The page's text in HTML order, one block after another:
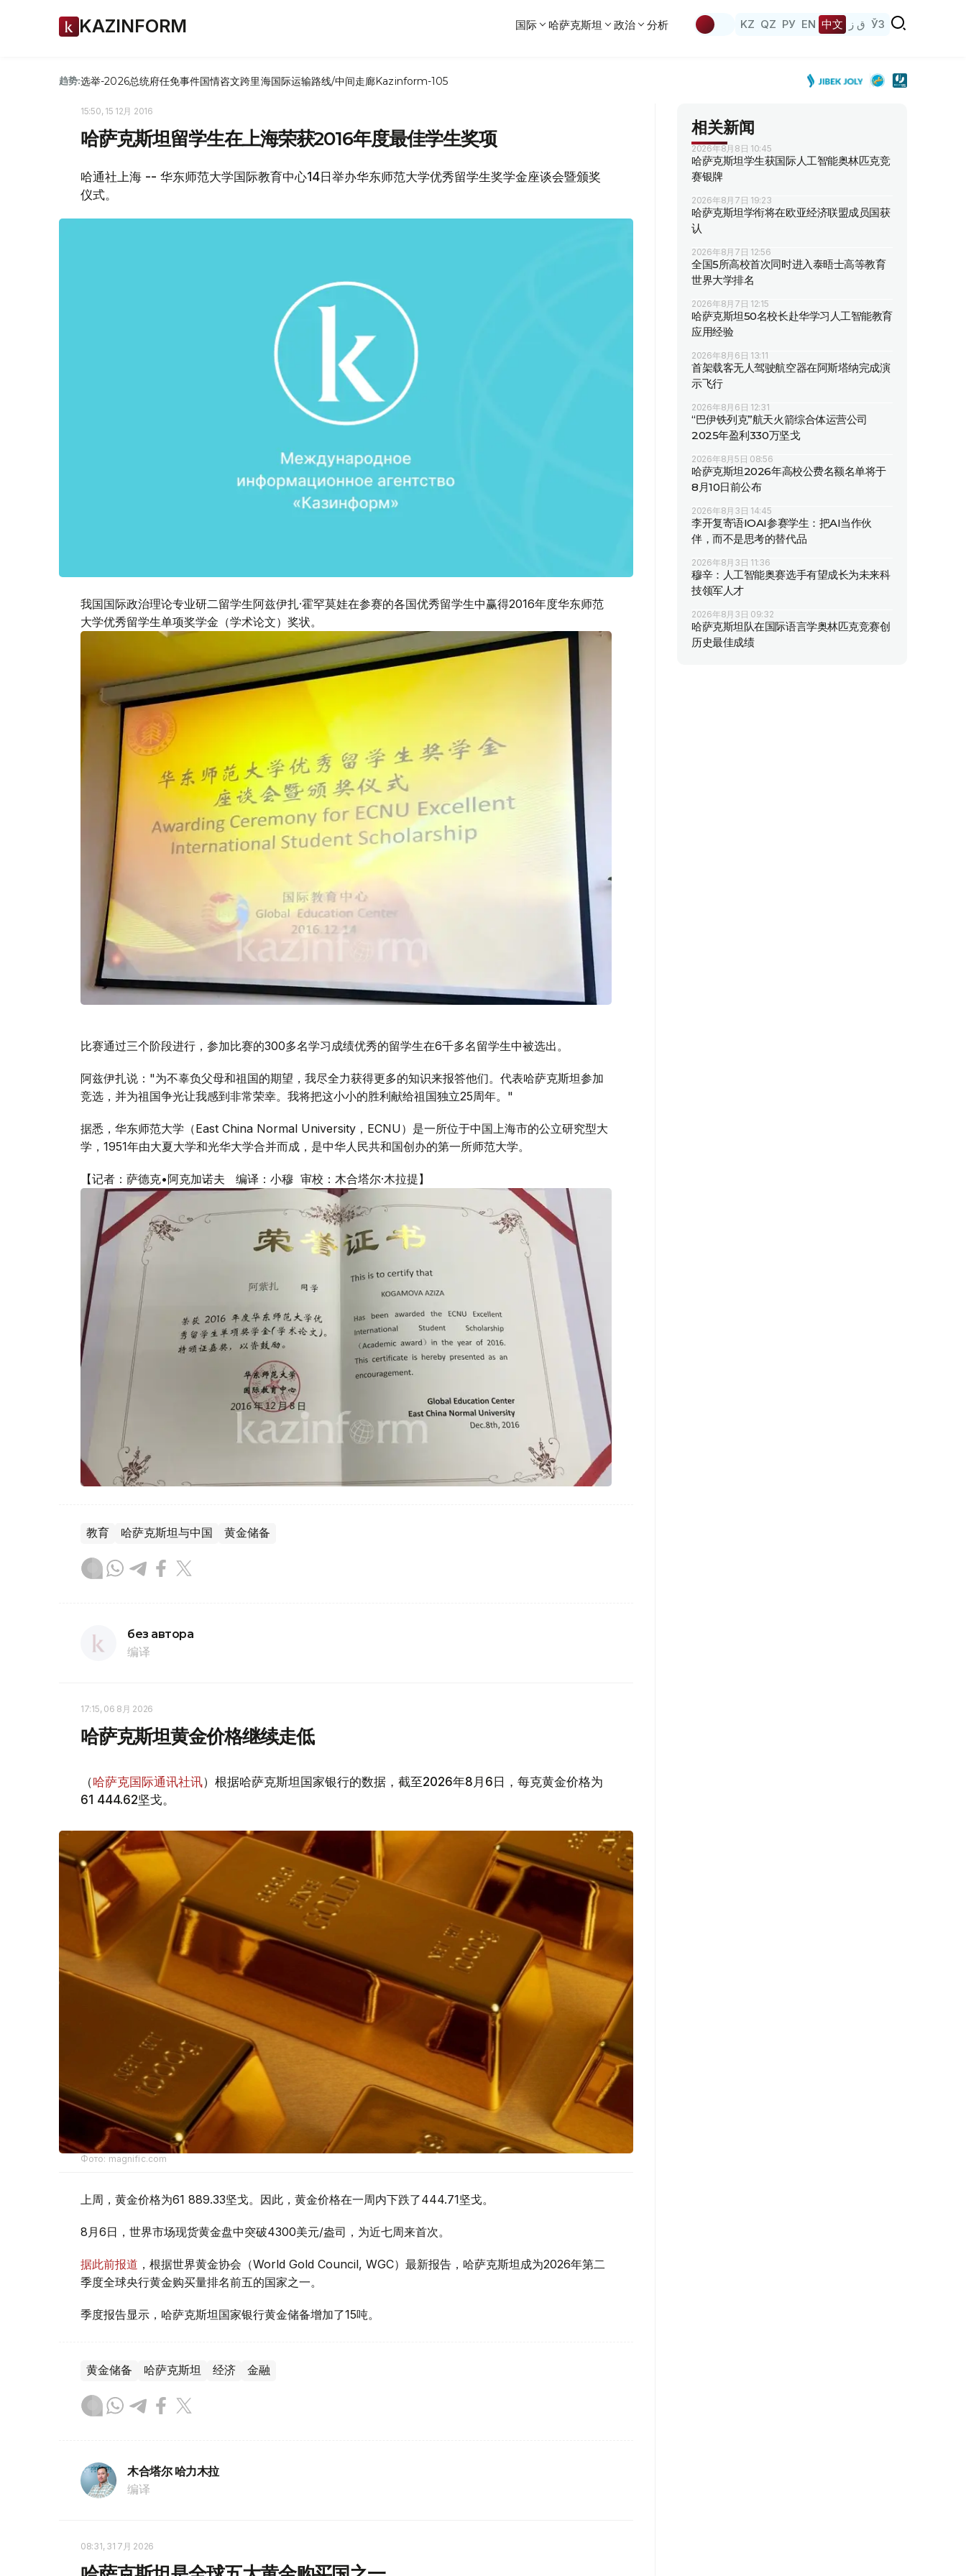
KAZINFORM 国际 哈萨克斯坦 政治 分析 KZ QZ РУ EN 中文 ق ز ЎЗ
趋势:选举-2026总统府任免事件国情咨文跨里海国际运输路线/中间走廊Kazinform-105
15:50, 15 12月 2016
哈萨克斯坦留学生在上海荣获2016年度最佳学生奖项
哈通社上海 -- 华东师范大学国际教育中心14日举办华东师范大学优秀留学生奖学金座谈会暨颁奖
仪式。
我国国际政治理论专业研二留学生阿兹伊扎·霍罕莫娃在参赛的各国优秀留学生中赢得2016年度华东师范
大学优秀留学生单项奖学金（学术论文）奖状。
比赛通过三个阶段进行，参加比赛的300多名学习成绩优秀的留学生在6千多名留学生中被选出。
阿兹伊扎说："为不辜负父母和祖国的期望，我尽全力获得更多的知识来报答他们。代表哈萨克斯坦参加
竞选，并为祖国争光让我感到非常荣幸。我将把这小小的胜利献给祖国独立25周年。"
据悉，华东师范大学（East China Normal University，ECNU）是一所位于中国上海市的公立研究型大
学，1951年由大夏大学和光华大学合并而成，是中华人民共和国创办的第一所师范大学。
【记者：萨德克•阿克加诺夫 编译：小穆 审校：木合塔尔·木拉提】
教育 哈萨克斯坦与中国 黄金储备
без автора
编译
17:15, 06 8月 2026
哈萨克斯坦黄金价格继续走低
（哈萨克国际通讯社讯）根据哈萨克斯坦国家银行的数据，截至2026年8月6日，每克黄金价格为
61 444.62坚戈。
Фото: magnific.com
上周，黄金价格为61 889.33坚戈。因此，黄金价格在一周内下跌了444.71坚戈。
8月6日，世界市场现货黄金盘中突破4300美元/盎司，为近七周来首次。
据此前报道 ，根据世界黄金协会（World Gold Council, WGC）最新报告，哈萨克斯坦成为2026年第二
季度全球央行黄金购买量排名前五的国家之一。
季度报告显示，哈萨克斯坦国家银行黄金储备增加了15吨。
黄金储备 哈萨克斯坦 经济 金融
木合塔尔 哈力木拉
编译
08:31, 31 7月 2026
相关新闻
2026年8月8日 10:45
哈萨克斯坦学生获国际人工智能奥林匹克竞
赛银牌
2026年8月7日 19:23
哈萨克斯坦学衔将在欧亚经济联盟成员国获
认
2026年8月7日 12:56
全国5所高校首次同时进入泰晤士高等教育
世界大学排名
2026年8月7日 12:15
哈萨克斯坦50名校长赴华学习人工智能教育
应用经验
2026年8月6日 13:11
首架载客无人驾驶航空器在阿斯塔纳完成演
示飞行
2026年8月6日 12:31
“巴伊铁列克”航天火箭综合体运营公司
2025年盈利330万坚戈
2026年8月5日 08:56
哈萨克斯坦2026年高校公费名额名单将于
8月10日前公布
2026年8月3日 14:45
李开复寄语IOAI参赛学生：把AI当作伙
伴，而不是思考的替代品
2026年8月3日 11:36
穆辛：人工智能奥赛选手有望成长为未来科
技领军人才
2026年8月3日 09:32
哈萨克斯坦队在国际语言学奥林匹克竞赛创
历史最佳成绩